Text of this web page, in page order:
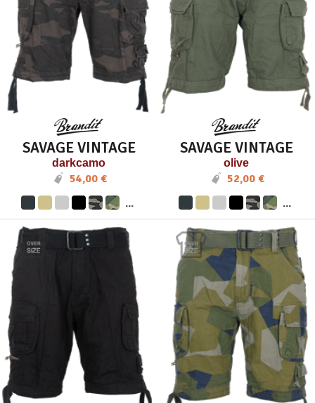
SAVAGE VINTAGE
darkcamo
54,00 €
...
SAVAGE VINTAGE
olive
52,00 €
...